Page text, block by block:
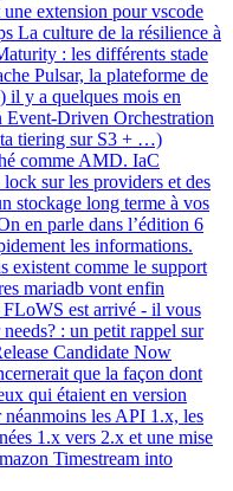
extension pour vscode
La culture de la résilience à
: les différents stade
Pulsar, la plateforme de
il y a quelques mois en
Event-Driven Orchestration
tiering sur S3 + …)
comme AMD. IaC
sur les providers et des
stockage long terme à vos
en parle dans l’édition 6
les informations.
existent comme le support
mariadb vont enfin
FLoWS est arrivé - il vous
: un petit rappel sur
Candidate Now
que la façon dont
qui étaient en version
les API 1.x, les
1.x vers 2.x et une mise
Timestream into